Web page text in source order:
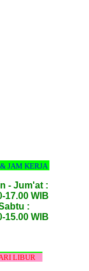
JAM KERJA
- Jum'at :
17.00 WIB
:
15.00 WIB
LIBUR